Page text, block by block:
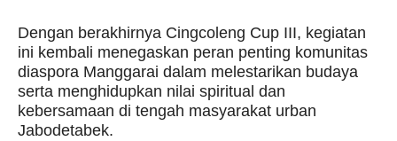
Dengan berakhirnya Cingcoleng Cup III, kegiatan
ini kembali menegaskan peran penting komunitas
diaspora Manggarai dalam melestarikan budaya
serta menghidupkan nilai spiritual dan
kebersamaan di tengah masyarakat urban
Jabodetabek.